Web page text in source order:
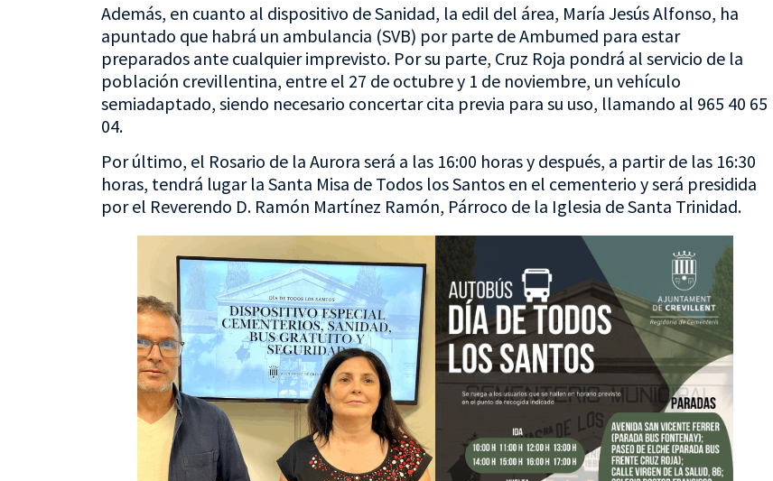
Además, en cuanto al dispositivo de Sanidad, la edil del área, María Jesús Alfonso, ha
apuntado que habrá un ambulancia (SVB) por parte de Ambumed para estar
preparados ante cualquier imprevisto. Por su parte, Cruz Roja pondrá al servicio de la
población crevillentina, entre el 27 de octubre y 1 de noviembre, un vehículo
semiadaptado, siendo necesario concertar cita previa para su uso, llamando al 965 40 65
04.
Por último, el Rosario de la Aurora será a las 16:00 horas y después, a partir de las 16:30
horas, tendrá lugar la Santa Misa de Todos los Santos en el cementerio y será presidida
por el Reverendo D. Ramón Martínez Ramón, Párroco de la Iglesia de Santa Trinidad.